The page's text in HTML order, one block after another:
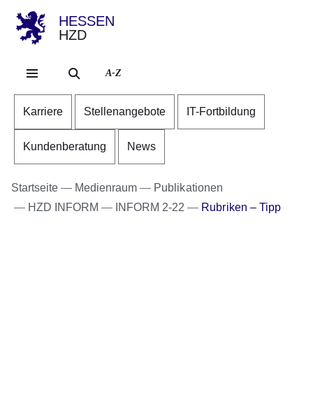
HESSEN
HZD
A-Z
Karriere Stellenangebote IT-Fortbildung
Kundenberatung News
Startseite Medienraum
Publikationen
HZD INFORM
INFORM 2-22 Rubriken – Tipp